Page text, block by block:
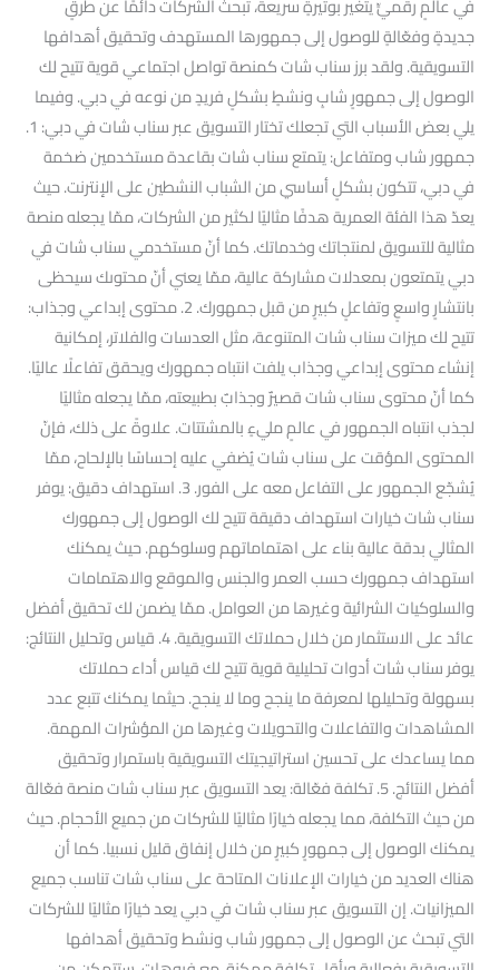
جديدةٍ وفعّالةٍ للوصول إلى جمهورها المستهدف وتحقيق أهدافها
التسويقية. ولقد برز سناب شات كمنصة تواصل اجتماعي قوية تتيح لك
الوصول إلى جمهورٍ شابٍ ونشطٍ بشكلٍ فريدٍ من نوعه في دبي. وفيما
يلي بعض الأسباب التي تجعلك تختار التسويق عبر سناب شات في دبي: 1.
جمهور شاب ومتفاعل: يتمتع سناب شات بقاعدة مستخدمين ضخمة
في دبي، تتكون بشكلٍ أساسي من الشباب النشطين على الإنترنت. حيث
يعدّ هذا الفئة العمرية هدفًا مثاليًا لكثير من الشركات، ممّا يجعله منصة
مثالية للتسويق لمنتجاتك وخدماتك. كما أنّ مستخدمي سناب شات في
دبي يتمتعون بمعدلات مشاركة عالية، ممّا يعني أنّ محتوىك سيحظى
بانتشارٍ واسعٍ وتفاعلٍ كبيرٍ من قبل جمهورك. 2. محتوى إبداعي وجذاب:
تتيح لك ميزات سناب شات المتنوعة، مثل العدسات والفلاتر، إمكانية
إنشاء محتوى إبداعي وجذاب يلفت انتباه جمهورك ويحقق تفاعلًا عاليًا.
كما أنّ محتوى سناب شات قصيرٌ وجذابٌ بطبيعته، ممّا يجعله مثاليًا
لجذب انتباه الجمهور في عالمٍ مليءٍ بالمشتتات. علاوةً على ذلك، فإنّ
المحتوى المؤقت على سناب شات يُضفي عليه إحساسًا بالإلحاح، ممّا
يُشجّع الجمهور على التفاعل معه على الفور. 3. استهداف دقيق: يوفر
سناب شات خيارات استهداف دقيقة تتيح لك الوصول إلى جمهورك
المثالي بدقة عالية بناء على اهتماماتهم وسلوكهم. حيث يمكنك
استهداف جمهورك حسب العمر والجنس والموقع والاهتمامات
والسلوكيات الشرائية وغيرها من العوامل. ممّا يضمن لك تحقيق أفضل
عائد على الاستثمار من خلال حملاتك التسويقية. 4. قياس وتحليل النتائج:
يوفر سناب شات أدوات تحليلية قوية تتيح لك قياس أداء حملاتك
بسهولة وتحليلها لمعرفة ما ينجح وما لا ينجح. حيثما يمكنك تتبع عدد
المشاهدات والتفاعلات والتحويلات وغيرها من المؤشرات المهمة.
مما يساعدك على تحسين استراتيجيتك التسويقية باستمرار وتحقيق
أفضل النتائج. 5. تكلفة فعّالة: يعد التسويق عبر سناب شات منصة فعّالة
من حيث التكلفة، مما يجعله خيارًا مثاليًا للشركات من جميع الأحجام. حيث
يمكنك الوصول إلى جمهورٍ كبيرٍ من خلال إنفاق قليل نسبيا. كما أن
هناك العديد من خيارات الإعلانات المتاحة على سناب شات تناسب جميع
الميزانيات. إن التسويق عبر سناب شات في دبي يعد خيارًا مثاليًا للشركات
التي تبحث عن الوصول إلى جمهور شاب ونشط وتحقيق أهدافها